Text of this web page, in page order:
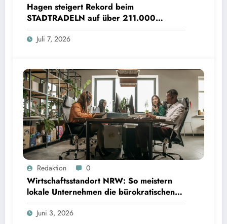
Hagen steigert Rekord beim
STADTRADELN auf über 211.000
Kilometer und spart 35 Tonnen CO2
Juli 7, 2026
Redaktion 0
Wirtschaftsstandort NRW: So meistern
lokale Unternehmen die bürokratischen
Hürden
Juni 3, 2026